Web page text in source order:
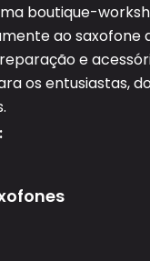
boutique-
ao saxofone
e
os entusiastas,